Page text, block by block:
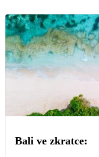
Bali ve zkratce: